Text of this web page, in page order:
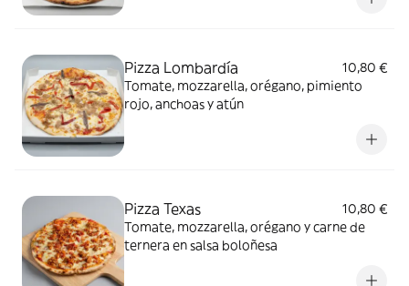
Pizza Lombardía
10,80 €
Tomate, mozzarella, orégano, pimiento
rojo, anchoas y atún
Pizza Texas
10,80 €
Tomate, mozzarella, orégano y carne de
ternera en salsa boloñesa